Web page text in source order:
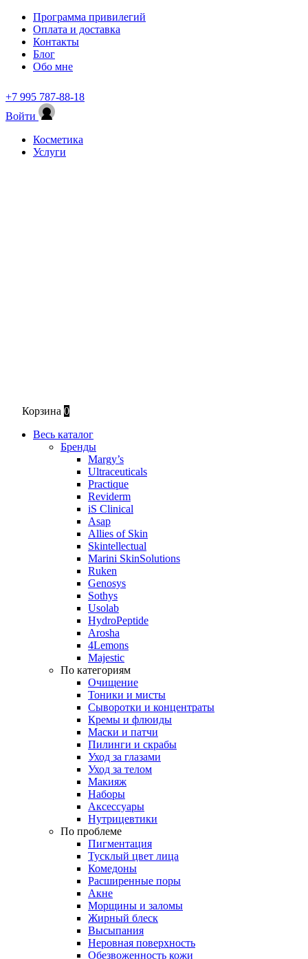
Программа привилегий
Оплата и доставка
Контакты
Блог
Обо мне
+7 995 787-88-18
Войти
Косметика
Услуги
Корзина 0
Весь каталог
Бренды
Margy’s
Ultraceuticals
Practique
Reviderm
iS Clinical
Asap
Allies of Skin
Skintellectual
Marini SkinSolutions
Ruken
Genosys
Sothys
Usolab
HydroPeptide
Arosha
4Lemons
Majestic
По категориям
Очищение
Тоники и мисты
Сыворотки и концентраты
Кремы и флюиды
Маски и патчи
Пилинги и скрабы
Уход за глазами
Уход за телом
Макияж
Наборы
Аксессуары
Нутрицевтики
По проблеме
Пигментация
Тусклый цвет лица
Комедоны
Расширенные поры
Акне
Морщины и заломы
Жирный блеск
Высыпания
Неровная поверхность
Обезвоженность кожи